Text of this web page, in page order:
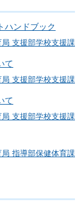
ハンドブック
局 支援部学校支援課
て
局 支援部学校支援課
て
局 支援部学校支援課
局 指導部保健体育課